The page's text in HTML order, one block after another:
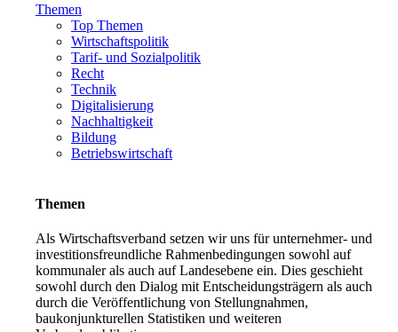
Themen
Top Themen
Wirtschaftspolitik
Tarif- und Sozialpolitik
Recht
Technik
Digitalisierung
Nachhaltigkeit
Bildung
Betriebswirtschaft
Themen
Als Wirtschaftsverband setzen wir uns für unternehmer- und
investitionsfreundliche Rahmenbedingungen sowohl auf
kommunaler als auch auf Landesebene ein. Dies geschieht
sowohl durch den Dialog mit Entscheidungsträgern als auch
durch die Veröffentlichung von Stellungnahmen,
baukonjunkturellen Statistiken und weiteren